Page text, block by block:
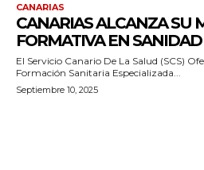
CANARIAS
CANARIAS ALCANZA SU
FORMATIVA EN
El Servicio Canario De La Salud (SCS)
Formación Sanitaria Especializada...
Septiembre 10, 2025